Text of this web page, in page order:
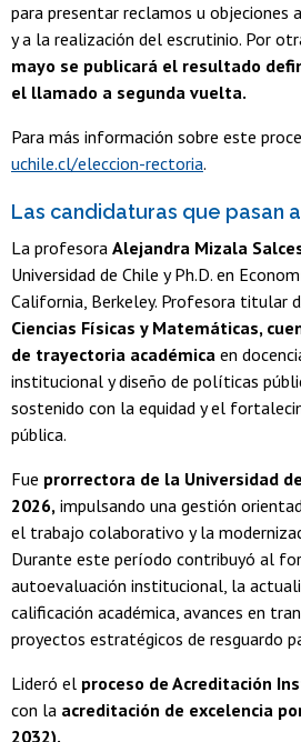
para presentar reclamos u objeciones
y a la realización del escrutinio. Por
mayo se publicará el resultado
el llamado a segunda vuelta.
Para más información sobre este
uchile.cl/eleccion-rectoria.
Las candidaturas que pasan
La profesora Alejandra Mizala
Universidad de Chile y Ph.D. en
California, Berkeley. Profesora titular
Ciencias Físicas y Matemáticas,
de trayectoria académica en
institucional y diseño de políticas
sostenido con la equidad y el
pública.
Fue prorrectora de la Universidad
2026, impulsando una gestión
el trabajo colaborativo y la
Durante este período contribuyó al
autoevaluación institucional, la
calificación académica, avances en
proyectos estratégicos de resguardo
Lideró el proceso de Acreditación
con la acreditación de excelencia
2032).